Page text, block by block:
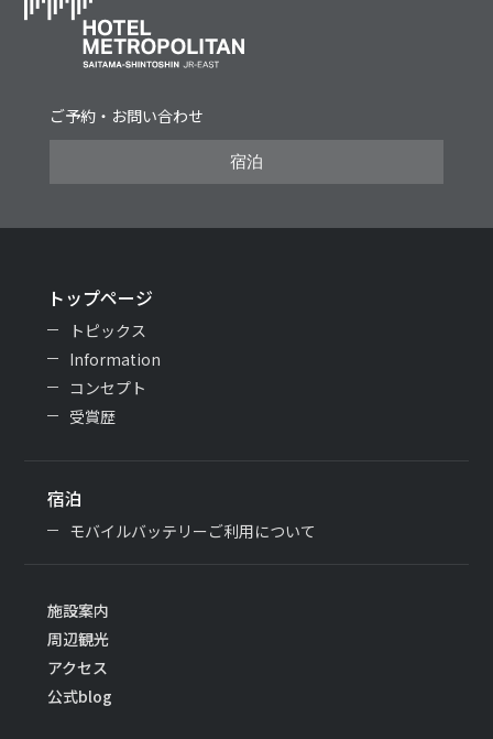
ご予約・お問い合わせ
宿泊
トップページ
トピックス
Information
コンセプト
受賞歴
宿泊
モバイルバッテリーご利用について
施設案内
周辺観光
アクセス
公式blog